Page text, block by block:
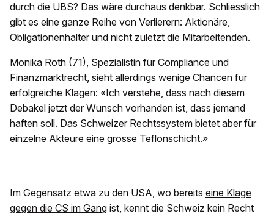
durch die UBS? Das wäre durchaus denkbar. Schliesslich
gibt es eine ganze Reihe von Verlierern: Aktionäre,
Obligationenhalter und nicht zuletzt die Mitarbeitenden.
Monika Roth (71), Spezialistin für Compliance und
Finanzmarktrecht, sieht allerdings wenige Chancen für
erfolgreiche Klagen: «Ich verstehe, dass nach diesem
Debakel jetzt der Wunsch vorhanden ist, dass jemand
haften soll. Das Schweizer Rechtssystem bietet aber für
einzelne Akteure eine grosse Teflonschicht.»
Im Gegensatz etwa zu den USA, wo bereits eine Klage
gegen die CS im Gang ist, kennt die Schweiz kein Recht